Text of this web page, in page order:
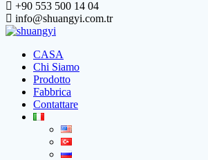
+90 553 500 14 04
info@shuangyi.com.tr
CASA
Chi Siamo
Prodotto
Fabbrica
Contattare